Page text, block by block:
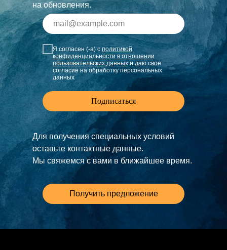
на обновления.
Я согласен (-а) с политикой
конфиденциальности в отношении
пользовательских данныхи даю свое
согласие на обработку персональных
данных
Подписаться
Для получения специальных условий
оставьте контактные данные.
Мы свяжемся с вами в ближайшее время.
Получить предложение